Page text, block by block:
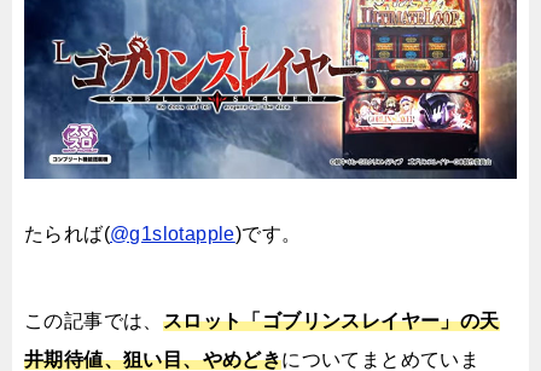
たられば(@g1slotapple)です。
この記事では、 スロット「ゴブリンスレイヤー」の天
井期待値、狙い目、やめどきについてまとめていま